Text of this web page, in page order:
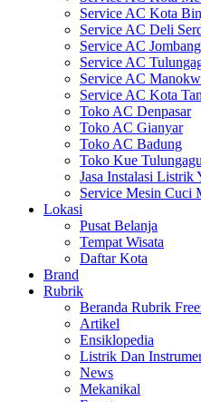
Service AC Kota
Service AC Deli
Service AC Jombang
Service AC
Service AC
Service AC Kota
Toko AC Denpasar
Toko AC Gianyar
Toko AC Badung
Toko Kue
Jasa Instalasi Listrik
Service Mesin Cuci
Lokasi
Pusat Belanja
Tempat Wisata
Daftar Kota
Brand
Rubrik
Beranda Rubrik
Artikel
Ensiklopedia
Listrik Dan
News
Mekanikal